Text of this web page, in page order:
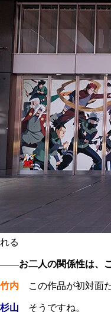
れる
――お二人の関係性は、
竹内 この作品が初対面
杉山 そうですね。